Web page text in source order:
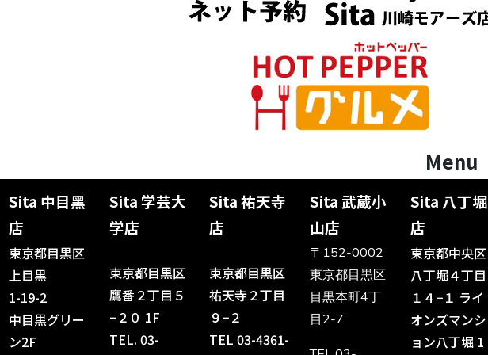
Menu
Sita 中目黑
店
東京都目黒区
上目黒
1-19-2
中目黒グリー
ン2F
Sita 学芸大
学店
東京都目黒区
鷹番２丁目５
−２０ 1F
TEL. 03-
Sita 祐天寺
店
東京都目黒区
祐天寺２丁目
９−２
TEL03-4361-
Sita 武蔵小
山店
〒152-0002
東京都目黒区
目黒本町4丁
目2-7
Sita 八丁堀
店
東京都中央区
八丁堀４丁目
１４−１ ライ
オンズマンシ
ョン八丁堀 1